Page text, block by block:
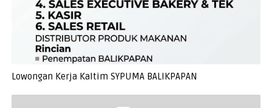
Lowongan Kerja Kaltim SYPUMA BALIKPAPAN